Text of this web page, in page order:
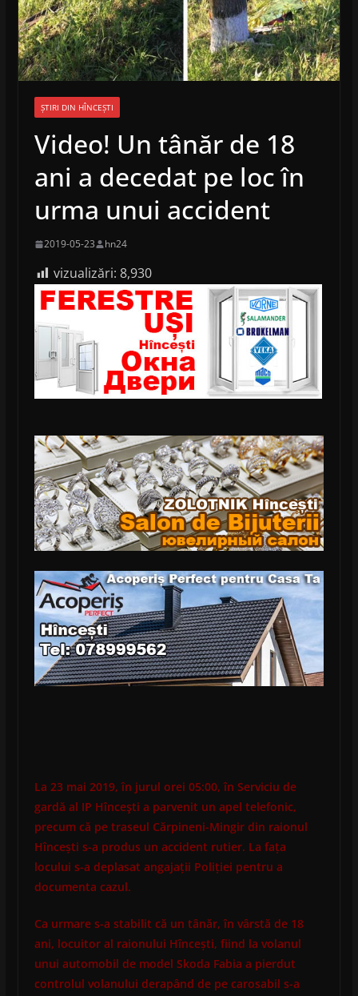
ȘTIRI DIN HÎNCEȘTI
Video! Un tânăr de 18
ani a decedat pe loc în
urma unui accident
2019-05-23 hn24
vizualizări: 8,930
La 23 mai 2019, în jurul orei 05:00, în Serviciu de
gardă al IP Hînceşti a parvenit un apel telefonic,
precum că pe traseul Cărpineni-Mingir din raionul
Hîncești s-a produs un accident rutier. La fața
locului s-a deplasat angajații Poliției pentru a
documenta cazul.
Ca urmare s-a stabilit că un tânăr, în vârstă de 18
ani, locuitor al raionului Hîncești, fiind la volanul
unui automobil de model Skoda Fabia a pierdut
controlul volanului derapând de pe carosabil s-a